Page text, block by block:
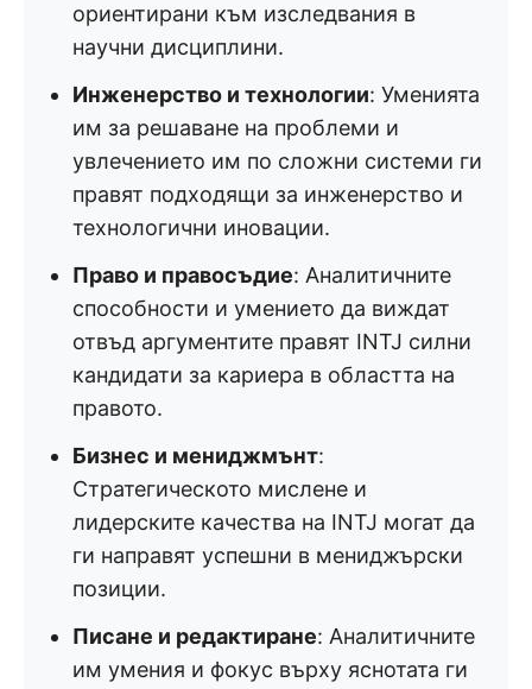
ориентирани към изследвания в
научни дисциплини.
Инженерство и технологии: Уменията
им за решаване на проблеми и
увлечението им по сложни системи ги
правят подходящи за инженерство и
технологични иновации.
Право и правосъдие: Аналитичните
способности и умението да виждат
отвъд аргументите правят INTJ силни
кандидати за кариера в областта на
правото.
Бизнес и мениджмънт:
Стратегическото мислене и
лидерските качества на INTJ могат да
ги направят успешни в мениджърски
позиции.
Писане и редактиране: Аналитичните
им умения и фокус върху яснотата ги